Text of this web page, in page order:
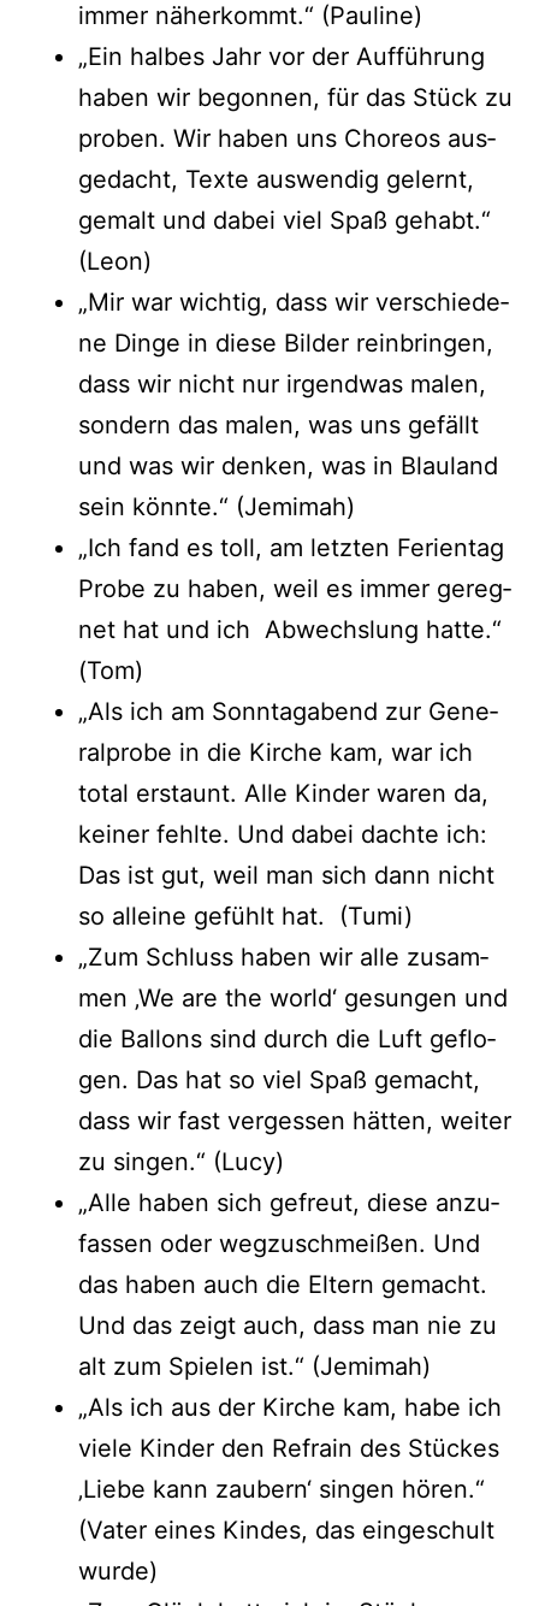
immer näher­kommt.“ (Pau­li­ne)
„Ein hal­bes Jahr vor der Auf­füh­rung
haben wir begon­nen, für das Stück zu
pro­ben. Wir haben uns Cho­re­os aus­
ge­dacht, Tex­te aus­wen­dig gelernt,
gemalt und dabei viel Spaß gehabt.“
(Leon)
„Mir war wich­tig, dass wir ver­schie­de­
ne Din­ge in die­se Bil­der rein­brin­gen,
dass wir nicht nur irgend­was malen,
son­dern das malen, was uns gefällt
und was wir den­ken, was in Blau­land
sein könn­te.“ (Jemi­mah)
„Ich fand es toll, am letz­ten Feri­en­tag
Pro­be zu haben, weil es immer gereg­
net hat und ich Abwechs­lung hat­te.“
(Tom)
„Als ich am Sonn­tag­abend zur Gene­
ral­pro­be in die Kir­che kam, war ich
total erstaunt. Alle Kin­der waren da,
kei­ner fehl­te. Und dabei dach­te ich:
Das ist gut, weil man sich dann nicht
so allei­ne gefühlt hat. (Tumi)
„Zum Schluss haben wir alle zusam­
men ‚We are the world‘ gesun­gen und
die Bal­lons sind durch die Luft geflo­
gen. Das hat so viel Spaß gemacht,
dass wir fast ver­ges­sen hät­ten, wei­ter
zu sin­gen.“ (Lucy)
„Alle haben sich gefreut, die­se anzu­
fas­sen oder weg­zu­schmei­ßen. Und
das haben auch die Eltern gemacht.
Und das zeigt auch, dass man nie zu
alt zum Spie­len ist.“ (Jemi­mah)
„Als ich aus der Kir­che kam, habe ich
vie­le Kin­der den Refrain des Stü­ckes
‚Lie­be kann zau­bern‘ sin­gen hören.“
(Vater eines Kin­des, das ein­ge­schult
wurde)